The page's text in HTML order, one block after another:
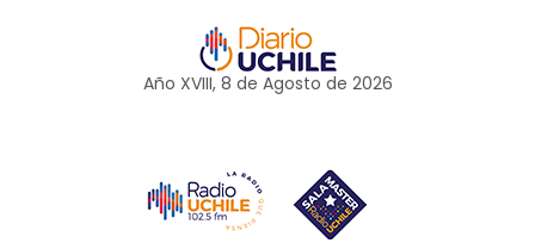
Año XVIII, 8 de Agosto de 2026